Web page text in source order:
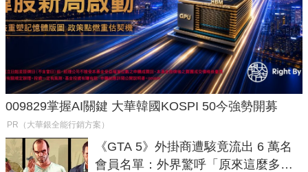
009829掌握AI關鍵 大華韓國KOSPI 50今強勢開募
PR（大華銀全能行銷方案）
《GTA 5》外掛商遭駭竟流出 6 萬名
會員名單：外界驚呼「原來這麼多人